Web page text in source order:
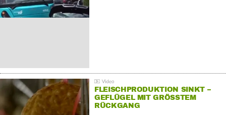
FLEISCHPRODUKTION SINKT –
GEFLÜGEL MIT GRÖSSTEM R
ÜCKGANG